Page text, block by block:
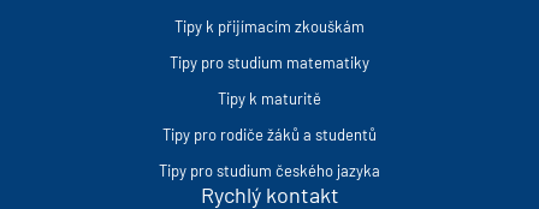
Tipy k přijímacím zkouškám
Tipy pro studium matematiky
Tipy k maturitě
Tipy pro rodiče žáků a studentů
Tipy pro studium českého jazyka
Rychlý kontakt